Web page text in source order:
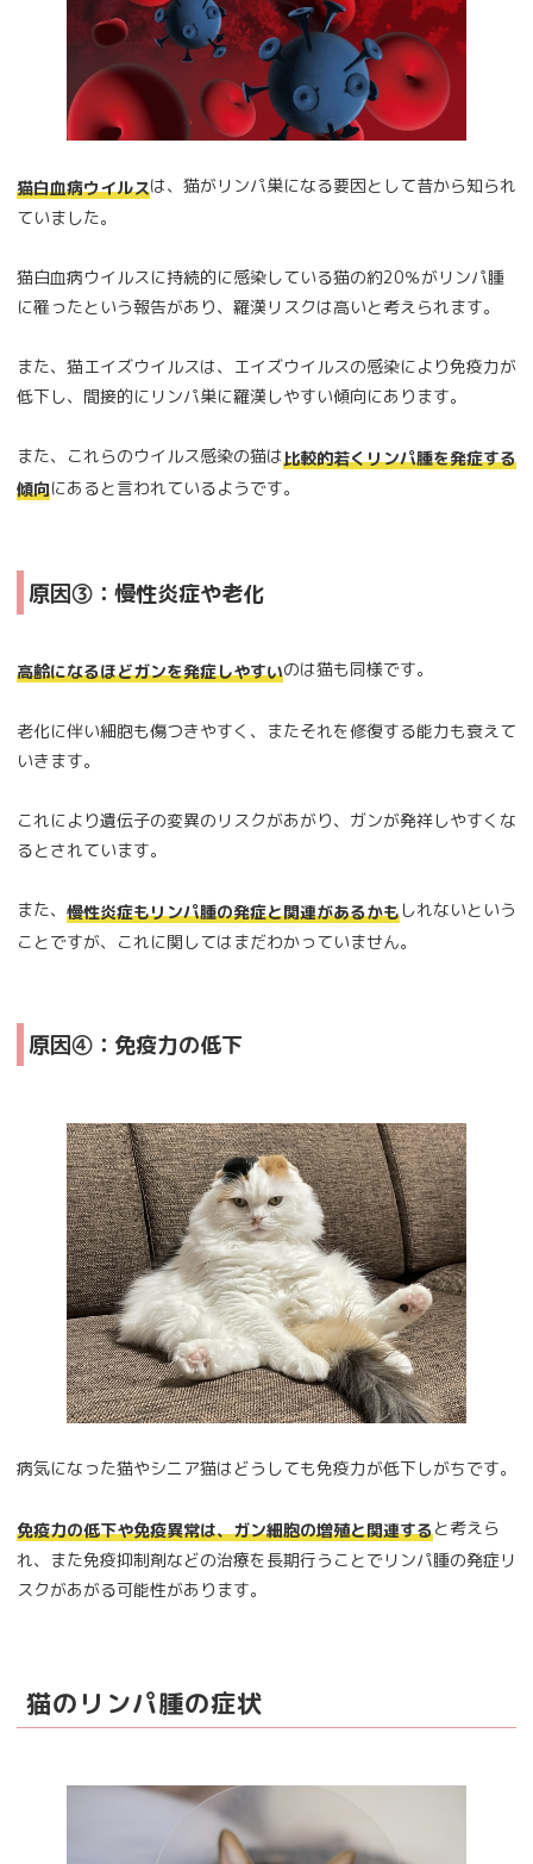
猫白血病ウイルスは、猫がリンパ巣になる要因として昔から知られ
ていました。
猫白血病ウイルスに持続的に感染している猫の約20％がリンパ腫
に罹ったという報告があり、羅漢リスクは高いと考えられます。
また、猫エイズウイルスは、エイズウイルスの感染により免疫力が
低下し、間接的にリンパ巣に羅漢しやすい傾向にあります。
また、これらのウイルス感染の猫は比較的若くリンパ腫を発症する
傾向にあると言われているようです。
原因③：慢性炎症や老化
高齢になるほどガンを発症しやすいのは猫も同様です。
老化に伴い細胞も傷つきやすく、またそれを修復する能力も衰えて
いきます。
これにより遺伝子の変異のリスクがあがり、ガンが発祥しやすくな
るとされています。
また、 慢性炎症もリンパ腫の発症と関連があるかもしれないという
ことですが、これに関してはまだわかっていません。
原因④：免疫力の低下
病気になった猫やシニア猫はどうしても免疫力が低下しがちです。
免疫力の低下や免疫異常は、ガン細胞の増殖と関連すると考えら
れ、また免疫抑制剤などの治療を長期行うことでリンパ腫の発症リ
スクがあがる可能性があります。
猫のリンパ腫の症状